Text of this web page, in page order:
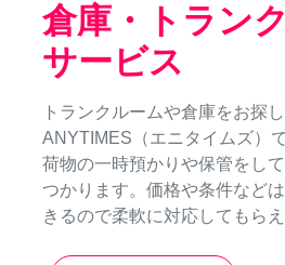
倉庫・トラン
サービス
トランクルームや倉庫をお探
ANYTIMES（エニタイムズ）
荷物の一時預かりや保管をし
つかります。価格や条件など
きるので柔軟に対応してもらえ